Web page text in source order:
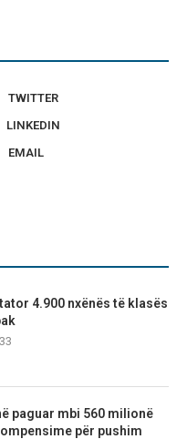
TWITTER
LINKEDIN
EMAIL
4.900 nxënës të klasës
paguar mbi 560 milionë
për pushim